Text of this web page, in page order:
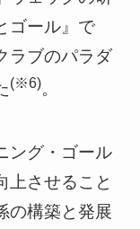
ゴール』で
ラブのパラダ
(※6)。
ング・ゴール
上させること
の構築と発展